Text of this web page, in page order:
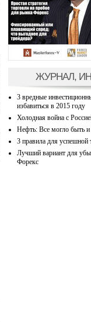
ЖУРНАЛ,
3 вредные
избавиться в 2015 году
Холодная война с
Нефть: Все могло быть и
3 правила для
Лучший вариант для
Форекс